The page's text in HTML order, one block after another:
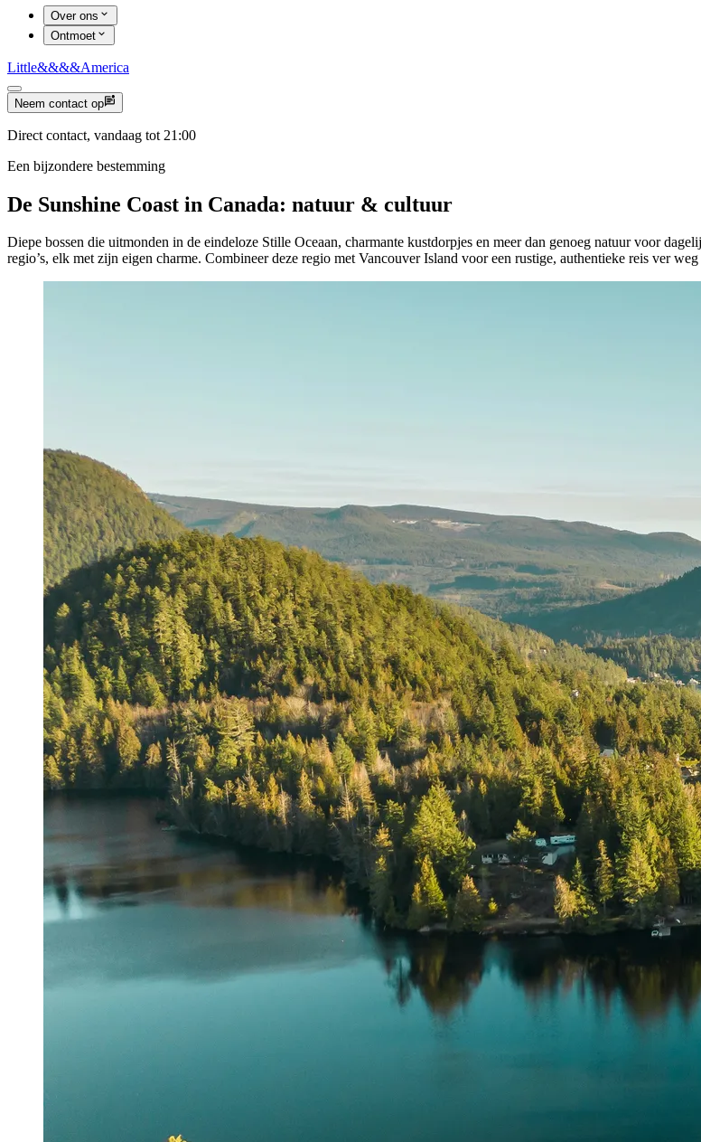
Over ons
Ontmoet
Little&&&&America
Neem contact op
Direct contact, vandaag tot 21:00
Een bijzondere bestemming
De Sunshine Coast in Canada: natuur & cultuur
Diepe bossen die uitmonden in de eindeloze Stille Oceaan, charmante kustdorpjes en meer dan genoeg natuur voor
regio’s, elk met zijn eigen charme. Combineer deze regio met Vancouver Island voor een rustige, authentieke reis ver weg